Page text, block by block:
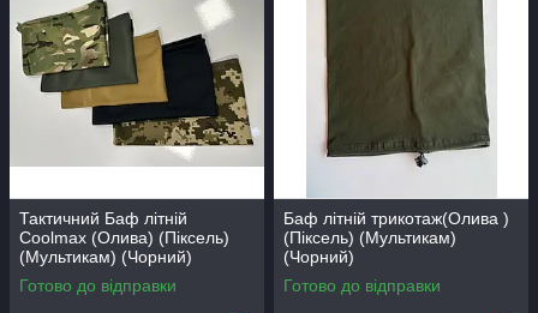
Тактичний Баф літній
Coolmax (Олива) (Піксель)
(Мультикам) (Чорний)
Готово до відправки
Баф літній трикотаж(Олива )
(Піксель) (Мультикам)
(Чорний)
Готово до відправки